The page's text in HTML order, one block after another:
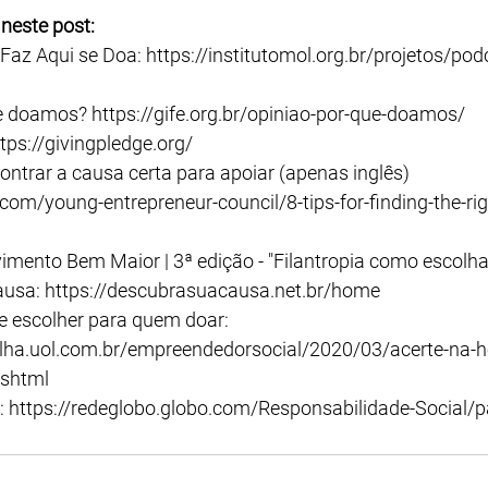
post:
Aqui se Doa: https://institutomol.org.br/projetos/
doamos? https://gife.org.br/opiniao-por-que-doamos/
givingpledge.org/
a causa certa para apoiar (apenas inglês)
young-entrepreneur-council/8-tips-for-finding-the-
Bem Maior | 3ª edição - "Filantropia como
https://descubrasuacausa.net.br/home
escolher para quem doar:
empreendedorsocial/2020/03/acerte-na-
https://redeglobo.globo.com/Responsabilidade-Social/